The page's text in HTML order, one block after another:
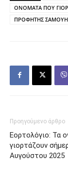
ΟΝΟΜΑΤΑ ΠΟΥ
ΠΡΟΦΗΤΗΣ
Προηγούμενο άρθρο
Εορτολόγιο: Τα
γιορτάζουν
Αυγούστου 2025